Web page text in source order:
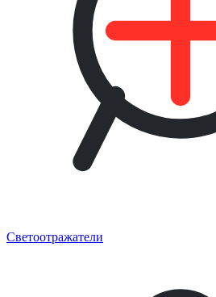
Светоотражатели